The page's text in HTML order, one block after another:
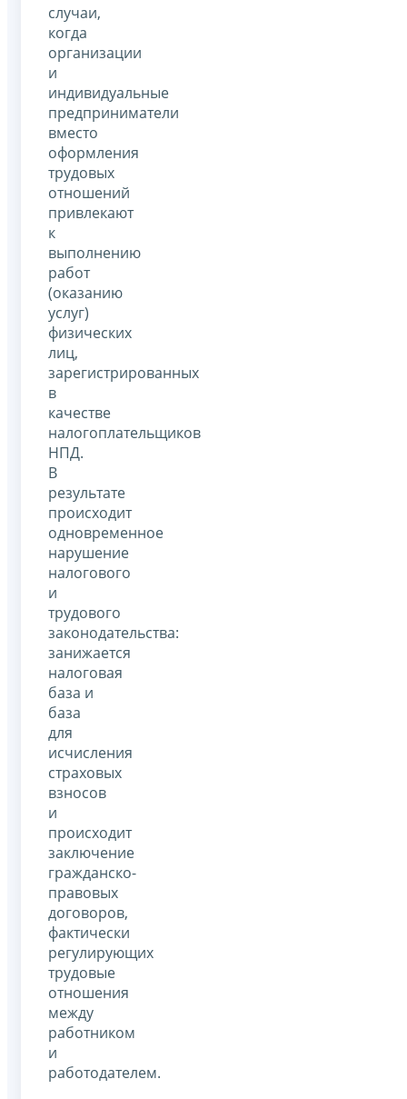
случаи,
когда
организации
и
индивидуальные
предприниматели
вместо
оформления
трудовых
отношений
привлекают
к
выполнению
работ
(оказанию
услуг)
физических
лиц,
зарегистрированных
в
качестве
налогоплательщиков
НПД.
В
результате
происходит
одновременное
нарушение
налогового
и
трудового
законодательства:
занижается
налоговая
база и
база
для
исчисления
страховых
взносов
и
происходит
заключение
гражданско-
правовых
договоров,
фактически
регулирующих
трудовые
отношения
между
работником
и
работодателем.